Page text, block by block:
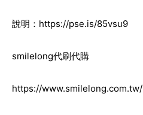
說明： https://pse.is/85vsu9
smilelong代刷代購
https://www.smilelong.com.tw/